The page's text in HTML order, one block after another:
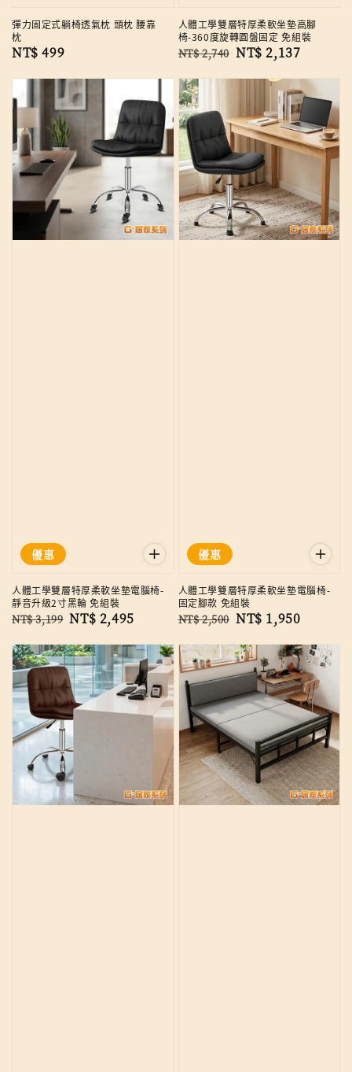
彈力固定式躺椅透氣枕 頭枕 腰靠
枕
Regular
NT$ 499
人體工學雙層特厚柔軟坐墊高腳
椅-360度旋轉圓盤固定 免組裝
Regular
NT$ 2,740 Sale
NT$ 2,137
優惠
人體工學雙層特厚柔軟坐墊電腦椅-
靜音升級2寸黑輪 免組裝
Regular
NT$ 3,199 Sale
NT$ 2,495
優惠
人體工學雙層特厚柔軟坐墊電腦椅-
固定腳款 免組裝
Regular
NT$ 2,500 Sale
NT$ 1,950